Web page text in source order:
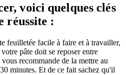
voici quelques clés
réussite :
feuilletée facile à faire et à travailler,
pâte doit se reposer entre
recommande de la mettre au
minutes. Et de ce fait sachez qu'il